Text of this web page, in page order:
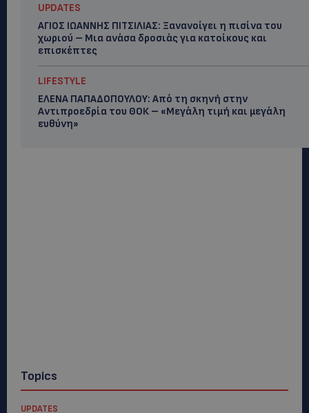
UPDATES
ΑΓΙΟΣ ΙΩΑΝΝΗΣ ΠΙΤΣΙΛΙΑΣ: Ξανανοίγει η πισίνα του
χωριού – Μια ανάσα δροσιάς για κατοίκους και
επισκέπτες
LIFESTYLE
ΕΛΕΝΑ ΠΑΠΑΔΟΠΟΥΛΟΥ: Από τη σκηνή στην
Αντιπροεδρία του ΘΟΚ – «Μεγάλη τιμή και μεγάλη
ευθύνη»
Topics
UPDATES